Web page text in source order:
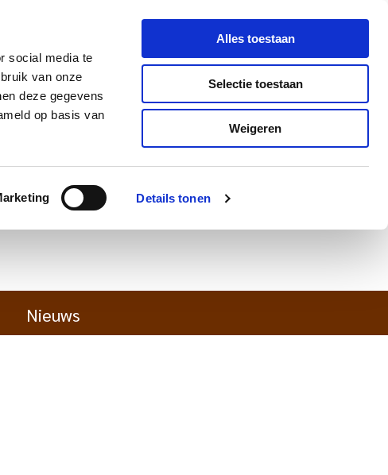
social media te
van onze
deze gegevens
op basis van
Details tonen
Alles toestaan
Selectie toestaan
Weigeren
Nieuws